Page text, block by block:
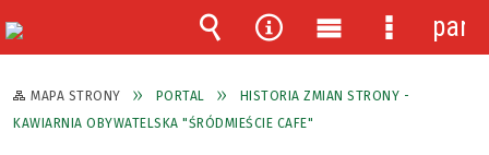
MAPA STRONY PORTAL
HISTORIA ZMIAN STRONY -
KAWIARNIA OBYWATELSKA "ŚRÓDMIEŚCIE CAFE"
Wyszukiwarka
Narzędzia
Menu
główne
Menu